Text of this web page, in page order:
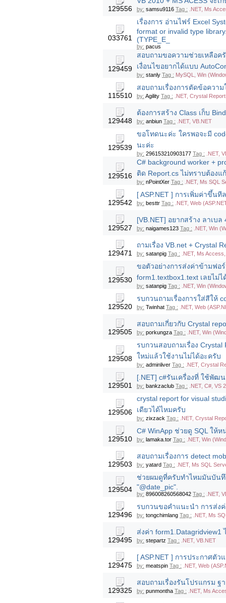
129556 by: samsu9116 Tag : .NET, Ms
033761
เรื่องการ อ่านไฟร์ Excel
format or invalid type
(TYPE_E_
by: pacus
129459
สอบถามขอความช่วยเหลือ
เงื่อนไขอยากได้แบบ
by: stanly Tag : MySQL, Win
115510
สอบถามเรื่องการตัดข้อความ
by: Agility Tag : .NET, Crystal Report
129448
ต้องการสร้าง Class เก็บ
by: anbiun Tag : .NET, VB.NET
129539
ขอโทดนะค่ะ ใครพอจะมี
นะค่ะ
by: 296153210903177 Tag : .NET,
129516
C# background worker +
ติด Report.cs ไม่ทราบต้องแ
by: nPointXer Tag : .NET, Ms SQL
129542
[ ASP.NET ] การเพิ่มค่าขึ้นที
by: besttr Tag : .NET, Web
129527
[VB.NET] อยากสร้าง ลาเบ
by: naigames123 Tag : .NET, Win
129471
ถามเรื่อง VB.net + Crystal
by: satanpig Tag : .NET, Ms
129530
ขอตัวอย่างการส่งค่าข้ามฟอ
form1.textbox1.text เลยไม่ไ
by: satanpig Tag : .NET, Win
129520
รบกวนถามเรื่องการใส่สีให้
by: Twinhat Tag : .NET, Web
129505
สอบถามเกี่ยวกับ Crystal
by: porkungza Tag : .NET, Win
129508
รบกวนสอบถามเรื่อง Crystal
ใหม่แล้วใช้งานไม่ได้อะครับ
by: adminliver Tag : .NET, Crystal
129501
[.NET] c#รันเครื่องที่ ใช้พัฒ
by: bankzaclub Tag : .NET, C#, VS
129506
crystal report for visual
เดียวได้ไหมครับ
by: zixzack Tag : .NET, Crystal
129510
C# WinApp ช่วยดู SQL ให้
by: lamaka.tor Tag : .NET, Win
129503
สอบถามเรื่องการ detect
by: yatard Tag : .NET, Ms SQL
129504
ช่วยผมดูที่ครับทำไหมมันบันทึ
"@date_pic".
by: 896008260568042 Tag : .NET,
129496
รบกวนขอคำแนะนำ การส่ง
by: tongchimlang Tag : .NET, Ms
129495
ส่งค่า form1.Datagridview1
by: stepartz Tag : .NET, VB.NET
129475
[ ASP.NET ] การประกาศตัว
by: meatspin Tag : .NET, Web
129325
สอบถามเรื่องรันโปรแกรม ฐ
by: punmontha Tag : .NET, Ms